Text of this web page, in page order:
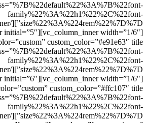
family%22%3A%22h1%22%2C%22font-
6″][us_counter initial=”5″
family%22%3A%22h1%22%2C%22font-
6″][us_counter initial=”6″
family%22%3A%22h1%22%2C%22font-